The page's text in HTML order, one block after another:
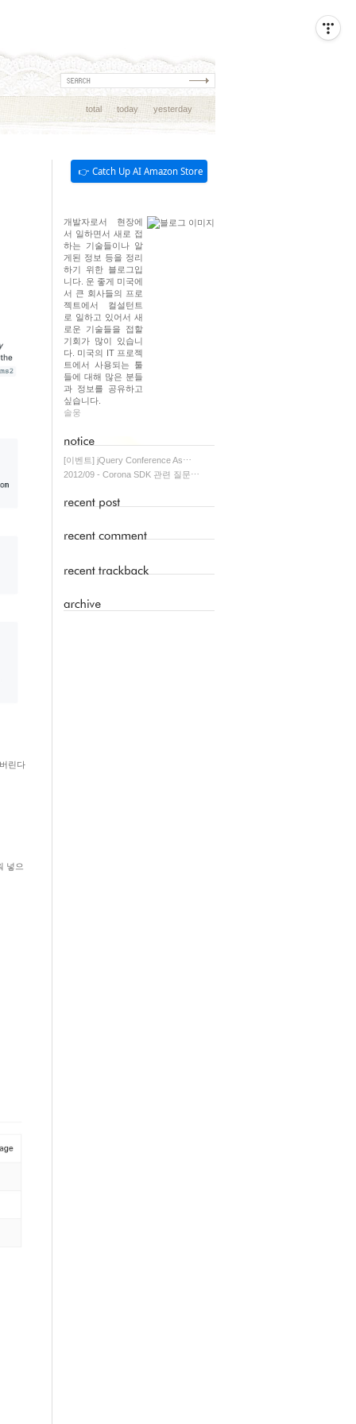
total today yesterday
👉 Catch Up AI Amazon Store
개발자로서 현장에
서 일하면서 새로 접
하는 기술들이나 알
게된 정보 등을 정리
하기 위한 블로그입
니다. 운 좋게 미국에
서 큰 회사들의 프로
젝트에서 컬설턴트
로 일하고 있어서 새
로운 기술들을 접할
기회가 많이 있습니
다. 미국의 IT 프로젝
트에서 사용되는 툴
들에 대해 많은 분들
과 정보를 공유하고
싶습니다.
솔웅
[이벤트] jQuery Conference As⋯
2012/09 - Corona SDK 관련 질문⋯
린다
넣으